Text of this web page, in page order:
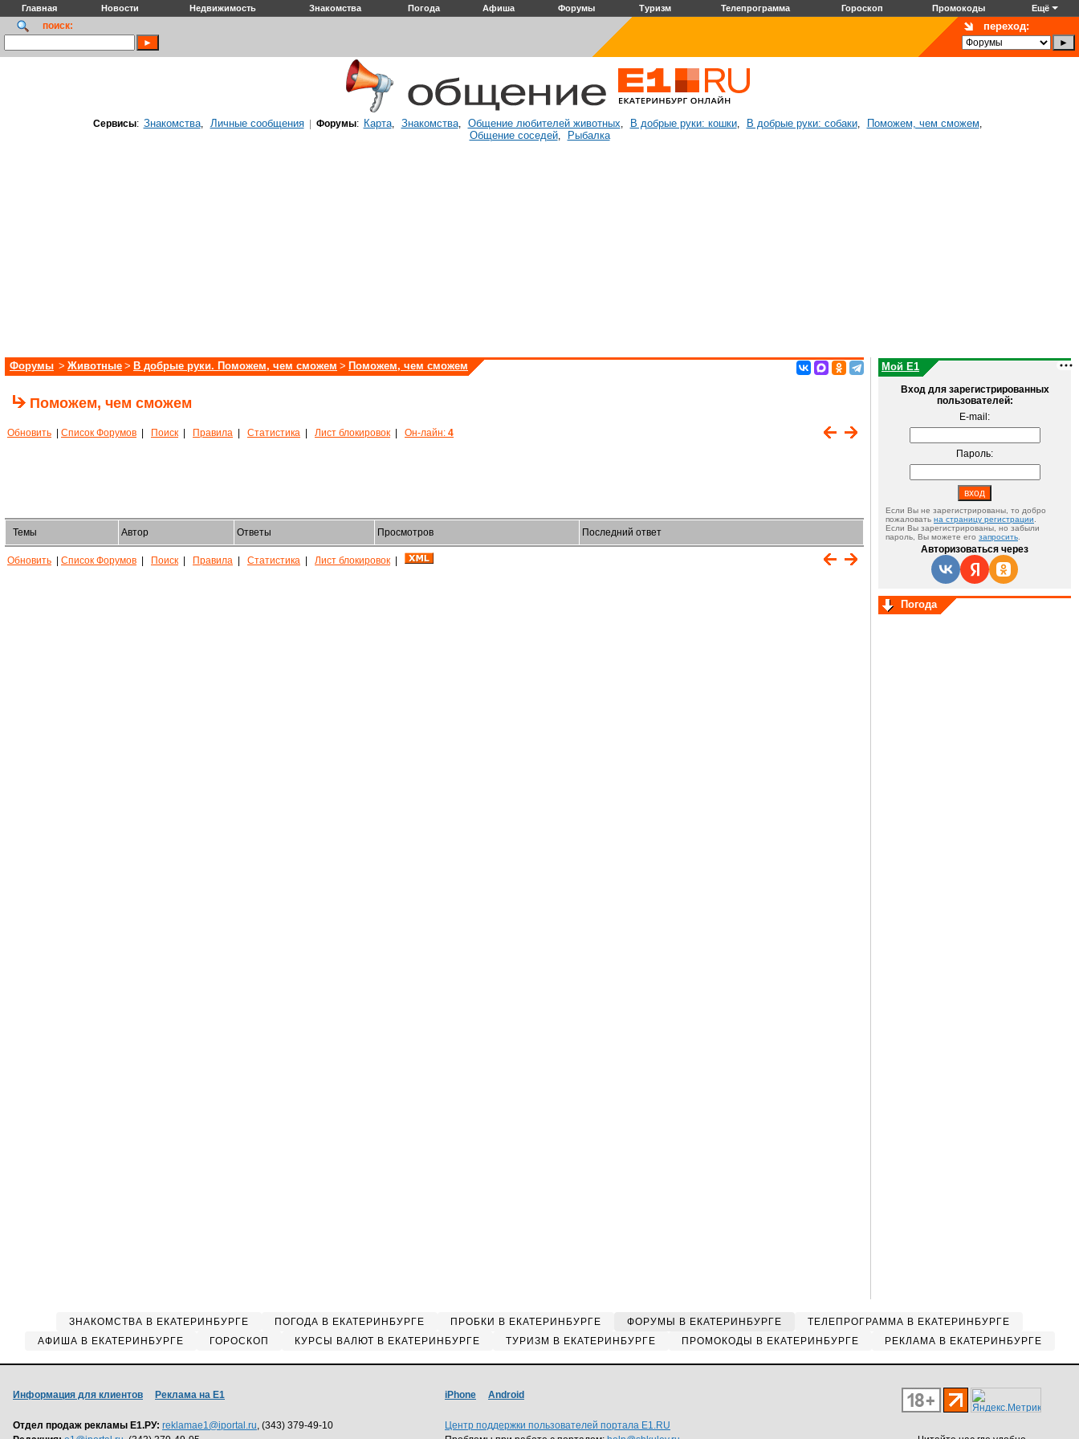
Главная Новости Недвижимость Знакомства Погода Афиша Форумы Туризм Телепрограмма Гороскоп Промокоды Ещё
поиск: переход:
Сервисы: Знакомства, Личные сообщения| Форумы: Карта, Знакомства, Общение любителей животных, В добрые руки: кошки, В добрые руки: собаки, Поможем, чем сможем,
Общение соседей, Рыбалка
Форумы > Животные > В добрые руки. Поможем, чем сможем > Поможем, чем сможем
Поможем, чем сможем
Обновить Список Форумов Поиск Правила Статистика Лист блокировок Он-лайн: 4
Темы Автор Ответы Просмотров Последний ответ
Обновить Список Форумов Поиск Правила Статистика Лист блокировок
Мой E1
Вход для зарегистрированных
пользователей:
E-mail:
Пароль:
Если Вы не зарегистрированы, то добро
пожаловать на страницу регистрации
Если Вы зарегистрированы, но забыли
пароль, Вы можете его запросить
Авторизоваться через
Погода
ЗНАКОМСТВА В ЕКАТЕРИНБУРГЕ ПОГОДА В ЕКАТЕРИНБУРГЕ ПРОБКИ В ЕКАТЕРИНБУРГЕ ФОРУМЫ В ЕКАТЕРИНБУРГЕ
ТЕЛЕПРОГРАММА В ЕКАТЕРИНБУРГЕ
АФИША В ЕКАТЕРИНБУРГЕ
ГОРОСКОП КУРСЫ ВАЛЮТ В ЕКАТЕРИНБУРГЕ ТУРИЗМ В ЕКАТЕРИНБУРГЕ ПРОМОКОДЫ В ЕКАТЕРИНБУРГЕ РЕКЛАМА В ЕКАТЕРИНБУРГЕ
Информация для клиентов Реклама на Е1
Отдел продаж рекламы Е1.РУ: reklamae1@iportal.ru, (343) 379-49-10
iPhone Android
Центр поддержки пользователей портала E1.RU